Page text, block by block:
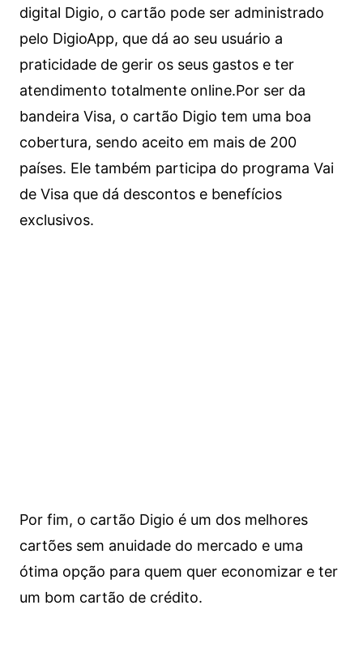
digital Digio, o cartão pode ser administrado
pelo DigioApp, que dá ao seu usuário a
praticidade de gerir os seus gastos e ter
atendimento totalmente online.Por ser da
bandeira Visa, o cartão Digio tem uma boa
cobertura, sendo aceito em mais de 200
países. Ele também participa do programa Vai
de Visa que dá descontos e benefícios
exclusivos.
Por fim, o cartão Digio é um dos melhores
cartões sem anuidade do mercado e uma
ótima opção para quem quer economizar e ter
um bom cartão de crédito.